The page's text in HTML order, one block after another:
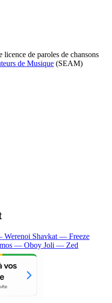
licence de paroles de chansons
de Musique (SEAM)
Werenoi Shavkat — Freeze
— Oboy Joli — Zed